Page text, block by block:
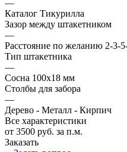
—
Каталог Тикурилла
Зазор между штакетником
—
Расстояние по желанию 2-3-
Тип штакетника
—
Сосна 100х18 мм
Столбы для забора
—
Дерево - Металл - Кирпич
Все характеристики
от 3500 руб. за п.м.
Заказать